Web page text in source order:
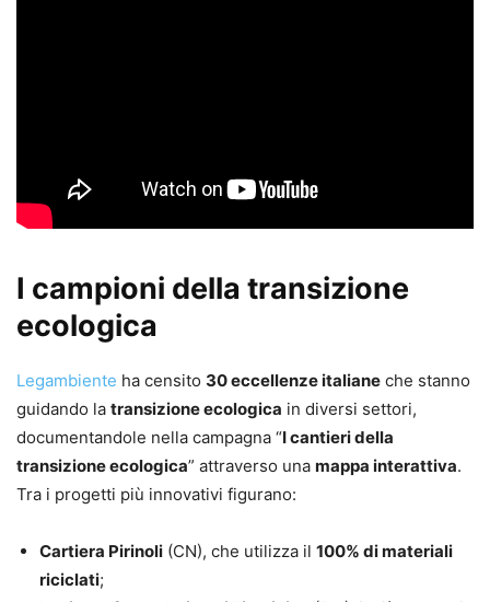
I campioni della transizione
ecologica
Legambiente ha censito 30 eccellenze italiane che stanno
guidando la transizione ecologica in diversi settori,
documentandole nella campagna “I cantieri della
transizione ecologica” attraverso una mappa interattiva.
Tra i progetti più innovativi figurano:
Cartiera Pirinoli (CN), che utilizza il 100% di materiali
riciclati;